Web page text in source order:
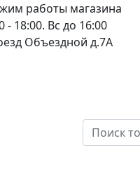
работы магазина
- 18:00. Вс до 16:00
Объездной д.7А